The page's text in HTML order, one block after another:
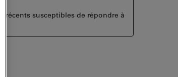
récents susceptibles de répondre à